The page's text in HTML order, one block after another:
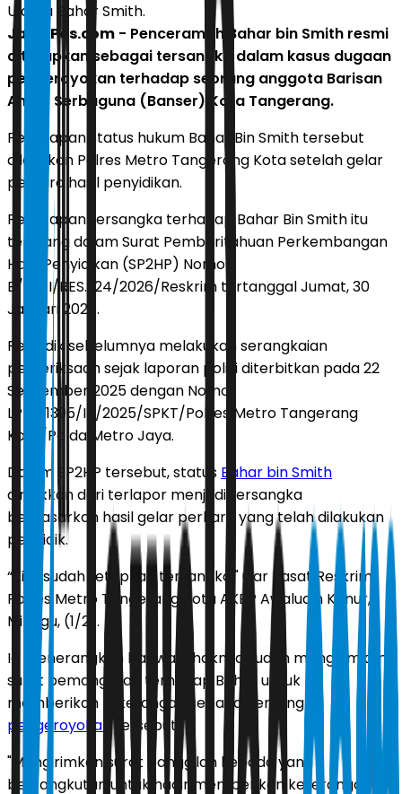
Ulama Bahar Smith.
JawaPos.com - Penceramah Bahar bin Smith resmi
ditetapkan sebagai tersangka dalam kasus dugaan
pengeroyokan terhadap seorang anggota Barisan
Ansor Serbaguna (Banser) Kota Tangerang.
Penetapan status hukum Bahar Bin Smith tersebut
dilakukan Polres Metro Tangerang Kota setelah gelar
perkara hasil penyidikan.
Penetapan tersangka terhadap Bahar Bin Smith itu
tertuang dalam Surat Pemberitahuan Perkembangan
Hasil Penyidikan (SP2HP) Nomor
B/43/I/RES.1.24/2026/Reskrim tertanggal Jumat, 30
Januari 2026.
Penyidik sebelumnya melakukan serangkaian
pemeriksaan sejak laporan polisi diterbitkan pada 22
September 2025 dengan Nomor
LP/B/1395/IX/2025/SPKT/Polres Metro Tangerang
Kota/Polda Metro Jaya.
Dalam SP2HP tersebut, status Bahar bin Smith
dinaikkan dari terlapor menjadi tersangka
berdasarkan hasil gelar perkara yang telah dilakukan
penyidik.
“Kita sudah tetapkan tersangka," ujar Kasat Reskrim
Polres Metro Tangerang Kota AKBP Awaludin Kanur,
Minggu, (1/2).
Ia menerangkan bahwa pihaknya sudah mengirimkan
surat pemanggilan terhadap Bahar untuk
memberikan keterangan sebagai tersangka
pengeroyokan tersebut.
"Mengirimkan surat panggilan kepada yang
bersangkutan untuk hadir memberikan keterangan